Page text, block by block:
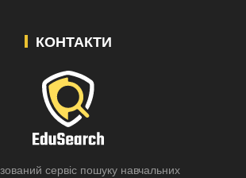
КОНТАКТИ
сервіс пошуку навчальних